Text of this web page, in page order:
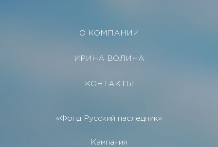
О КОМПАНИИ
ИРИНА ВОЛИНА
КОНТАКТЫ
«Фонд Русский наследник»
Кампания